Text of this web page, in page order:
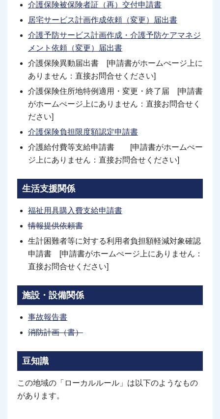
介護保険被保険者証（再）交付申請書
居宅サービス計画作成依頼（変更）届出書
介護予防サービス計画作成・介護予防ケアマネジ
メント依頼（変更）届出書
介護保険異動届出書 [申請書がホームぺージ上に
ありません：直接お問合せください]
介護保険住所地特例適用・変更・終了届 [申請書
がホームぺージ上にありません：直接お問合せく
ださい]
介護保険負担限度額認定申請書
介護給付費等支給申請書 [申請書がホームぺー
ジ上にありません：直接お問合せください]
生活支援関係
福祉用具購入費支給申請書
情報提供依頼書
生計困難者等に対する利用者負担額軽減対象確認
申請書 [申請書がホームぺージ上にありません：
直接お問合せください]
施設・設備関係
事故報告書
消防計画（書）
豆知識
この地域の「ローカルルール」は以下のようなもの
があります。